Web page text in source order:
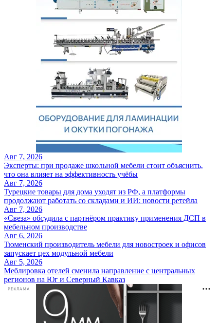
Авг 7, 2026
Эксперты: при продаже школьной мебели стоит объяснить,
что она влияет на эффективность учёбы
Авг 7, 2026
Турецкие товары для дома уходят из РФ, а платформы
продолжают работать со складами и ИИ: новости ретейла
Авг 7, 2026
«Свеза» обсудила с партнёром практику применения ДСП в
мебельном производстве
Авг 6, 2026
Тюменский производитель мебели для новостроек и офисов
запускает цех модульной мебели
Авг 5, 2026
Меблировка отелей сменила направление с центральных
регионов на Юг и Северный Кавказ
РЕКЛАМА